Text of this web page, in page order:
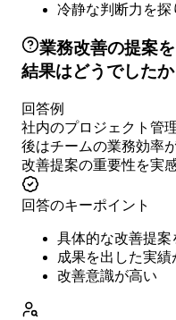
冷静な判断力を探
業務改善の提案
結果はどうでしたか
回答例
社内のプロジェクト管
後はチームの業務効率
改善提案の重要性を実
回答のキーポイント
具体的な改善提案
成果を出した実績
改善意識が高い